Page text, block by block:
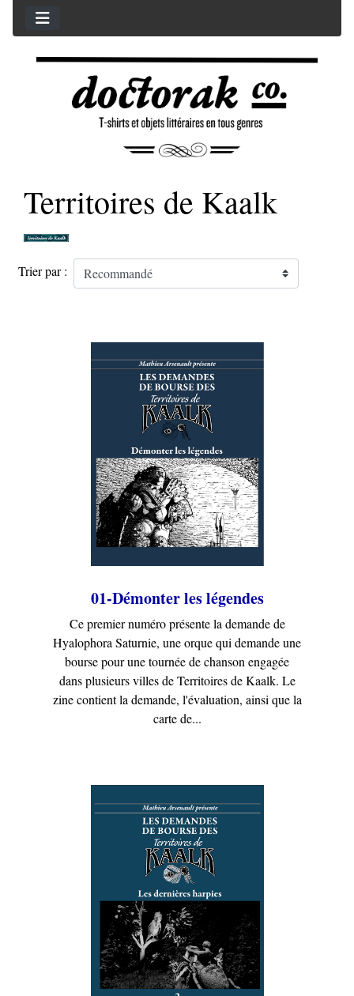
Territoires de Kaalk
Trier par :
01-Démonter les légendes
Ce premier numéro présente la demande de
Hyalophora Saturnie, une orque qui demande une
bourse pour une tournée de chanson engagée
dans plusieurs villes de Territoires de Kaalk. Le
zine contient la demande, l'évaluation, ainsi que la
carte de...